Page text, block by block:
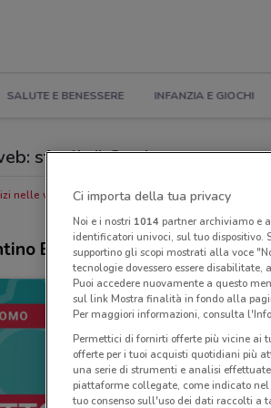
SALUTE E BENESSERE INFANZIA E GIOCHI
sfoglia il Catalogo
nelle vicinanze Negozi Ehiweb nelle vicinanze
Ehiweb
Ci importa della tua privacy
Noi e i nostri 1014partner archiviamo e
identificatori univoci, sul tuo
supportino gli scopi mostrati alla voce
tecnologie dovessero essere
Puoi accedere nuovamente a questo
sul link Mostra finalità in fondo alla
Per maggiori informazioni, consulta
Permettici di fornirti offerte più vicine ai
offerte per i tuoi acquisti quotidiani più
una serie di strumenti e analisi
piattaforme collegate, come indicato
tuo consenso sull'uso dei dati raccolti a